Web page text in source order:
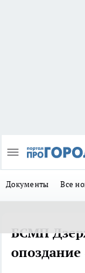
Документы Все
БСМП